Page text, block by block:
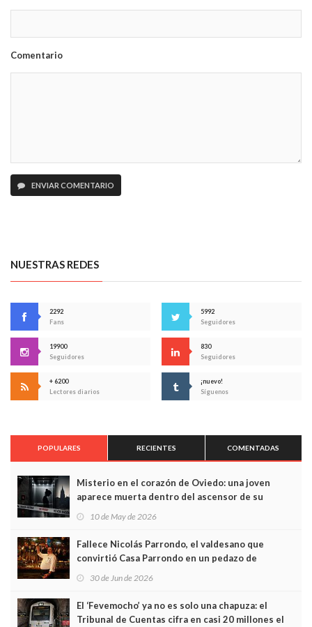
Comentario
ENVIAR COMENTARIO
NUESTRAS REDES
2292
Fans
5992
Seguidores
19900
Seguidores
830
Seguidores
+ 6200
Lectores diarios
¡nuevo!
Síguenos
POPULARES RECIENTES COMENTADAS
Misterio en el corazón de Oviedo: una joven
aparece muerta dentro del ascensor de su
edificio y las cámaras captan sus últimos minutos
10 de May de 2026
Fallece Nicolás Parrondo, el valdesano que
convirtió Casa Parrondo en un pedazo de
Asturias en Madrid
30 de Jun de 2026
El ‘Fevemocho’ ya no es solo una chapuza: el
Tribunal de Cuentas cifra en casi 20 millones el